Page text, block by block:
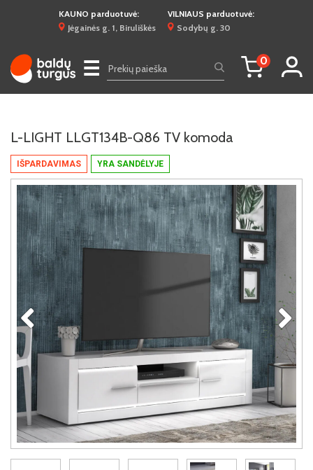
KAUNO parduotuvė:
Jėgainės g. 1, Biruliškės
VILNIAUS parduotuvė:
Sodybų g. 30
☰ 0
IŠPARDAVIMAS YRA SANDĖLYJE
L-LIGHT LLGT134B-Q86 TV komoda